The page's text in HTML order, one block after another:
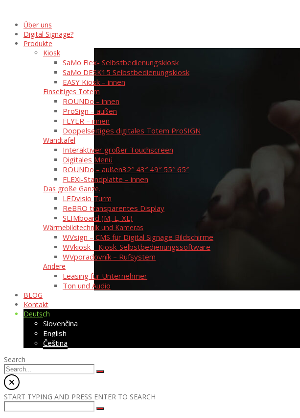
Über uns
Digital Signage?
Produkte
Kiosk
SaMo Flex- Selbstbedienungskiosk
SaMo DESK15 Selbstbedienungskiosk
EASY Kiosk – innen
Einseitiges Totem
ROUNDo – innen
ProSign – außen
FLYER – innen
Doppelseitiges digitales Totem ProSIGN
Wandtafel
Interaktiver großer Touchscreen
Digitales Menü
ROUNDo – außen32″ 43″ 49″ 55″ 65″
FLEXi-Standplatte – innen
Das große Ganze.
LEDvisio Turm
ReBRO transparentes Display
SLIMboard (M, L, XL)
Wärmebildtechnik und Kameras
WVsign – CMS für Digital Signage Bildschirme
WVkiosk – Kiosk-Selbstbedienungssoftware
WVporadovník – Rufsystem
Andere
Leasing für Unternehmer
Ton und Audio
BLOG
Kontakt
Deutsch
Slovenčina
English
Čeština
Search
START TYPING AND PRESS ENTER TO SEARCH